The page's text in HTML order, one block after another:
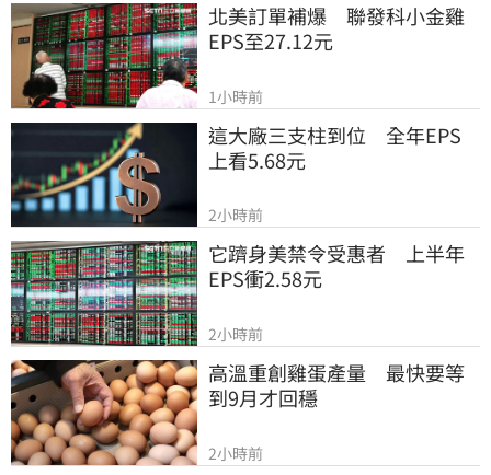
北美訂單補爆　聯發科小金雞
EPS至27.12元
1小時前
這大廠三支柱到位　全年EPS
上看5.68元
2小時前
它躋身美禁令受惠者　上半年
EPS衝2.58元
2小時前
高溫重創雞蛋產量　最快要等
到9月才回穩
2小時前